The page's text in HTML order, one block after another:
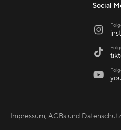
Social



Impressum, AGBs und Datenschutz